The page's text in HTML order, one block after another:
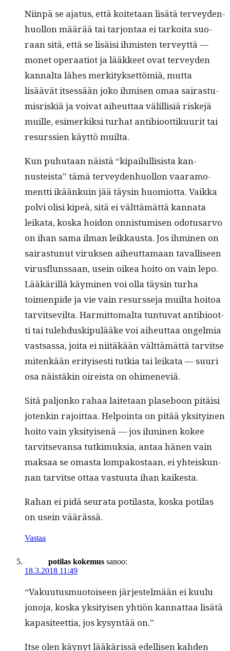
Niin­pä se aja­tus, että koite­taan lisätä ter­vey­den­
huol­lon määrää tai tar­jon­taa ei tarkoi­ta suo­
raan sitä, että se lisäisi ihmis­ten ter­veyt­tä —
mon­et oper­aa­tiot ja lääk­keet ovat ter­vey­den
kannal­ta läh­es merk­i­tyk­set­tömiä, mut­ta
lisäävät itsessään joko ihmisen omaa sairas­tu­
mis­riskiä ja voivat aiheut­taa välil­lisiä riske­jä
muille, esimerkik­si turhat antibioot­tiku­u­rit tai
resurssien käyt­tö muilta.
Kun puhutaan näistä “kipailulli­sista kan­
nusteista” tämä ter­vey­den­huol­lon vaaramo­
ment­ti ikäänkuin jää täysin huomiotta. Vaik­ka
polvi olisi kipeä, sitä ei vält­tämät­tä kan­na­ta
leika­ta, kos­ka hoidon onnis­tu­misen odotusar­vo
on ihan sama ilman leikkaus­ta. Jos ihmi­nen on
sairas­tunut viruk­sen aiheut­ta­maan taval­liseen
virus­flun­ssaan, usein oikea hoito on vain lepo.
Lääkäril­lä käymi­nen voi olla täysin turha
toimen­pide ja vie vain resursse­ja muil­ta hoitoa
tarvit­sevil­ta. Har­mit­toma­l­ta tun­tu­vat antibioot­
ti tai tule­hduskip­ulääke voi aiheut­taa ongelmia
vast­sas­sa, joi­ta ei niitäkään vält­tämät­tä tarvitse
mitenkään eri­tyis­es­ti tutkia tai leika­ta — suuri
osa näistäkin oireista on ohimeneviä.
Sitä paljonko rahaa laite­taan plase­boon pitäisi
jotenkin rajoit­taa. Hel­poin­ta on pitää yksi­tyi­nen
hoito vain yksi­tyisenä — jos ihmi­nen kokee
tarvit­se­vansa tutkimuk­sia, antaa hänen vain
mak­saa se omas­ta lom­pakostaan, ei yhteiskun­
nan tarvitse ottaa vas­tu­u­ta ihan kaikesta.
Rahan ei pidä seu­ra­ta poti­las­ta, kos­ka poti­las
on usein väärässä.
Vastaa
potilas kokemus sanoo:
18.3.2018 11:49
“Vaku­u­tus­muo­toiseen jär­jestelmään ei kuu­lu
jono­ja, kos­ka yksi­tyisen yhtiön kan­nat­taa lisätä
kap­a­siteet­tia, jos kysyn­tää on.”
Itse olen käynyt lääkäris­sä edel­lisen kah­den